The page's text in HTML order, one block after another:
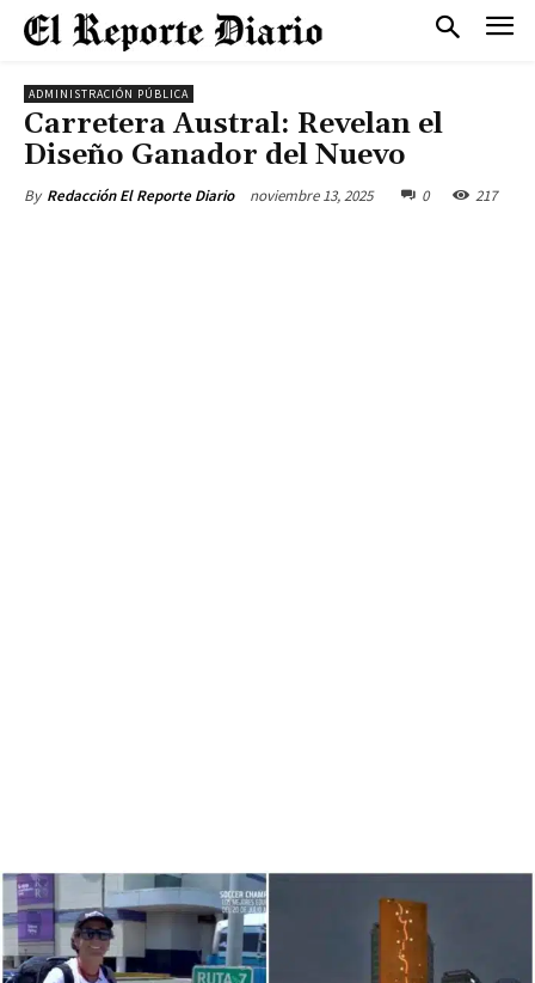
ADMINISTRACIÓN PÚBLICA
Carretera Austral: Revelan el
Diseño Ganador del Nuevo
By Redacción El Reporte Diario noviembre 13, 2025 0 217